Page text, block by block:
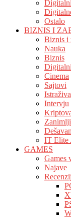
Ostalo
BIZNIS I
Biznis i
Nauka
Biznis
Cinema
Sajtovi
Intervju
IT Elite
GAMES
Games
Najave